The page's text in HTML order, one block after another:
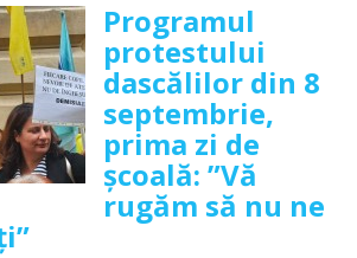
Programul
protestului
dascălilor din 8
septembrie,
prima zi de
școală: ”Vă
rugăm să nu ne